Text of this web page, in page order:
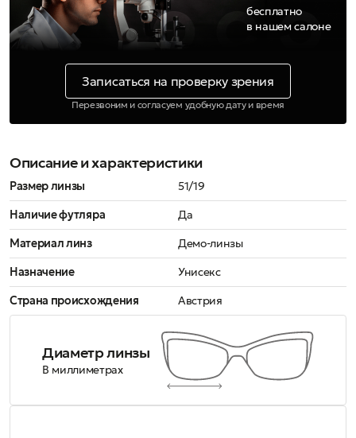
бесплатно
в нашем салоне
Записаться на проверку зрения
Перезвоним и согласуем удобную дату и время
Описание и характеристики
Размер линзы
51/19
Наличие футляра
Да
Материал линз
Демо-линзы
Назначение
Унисекс
Страна происхождения
Австрия
Диаметр линзы
В миллиметрах